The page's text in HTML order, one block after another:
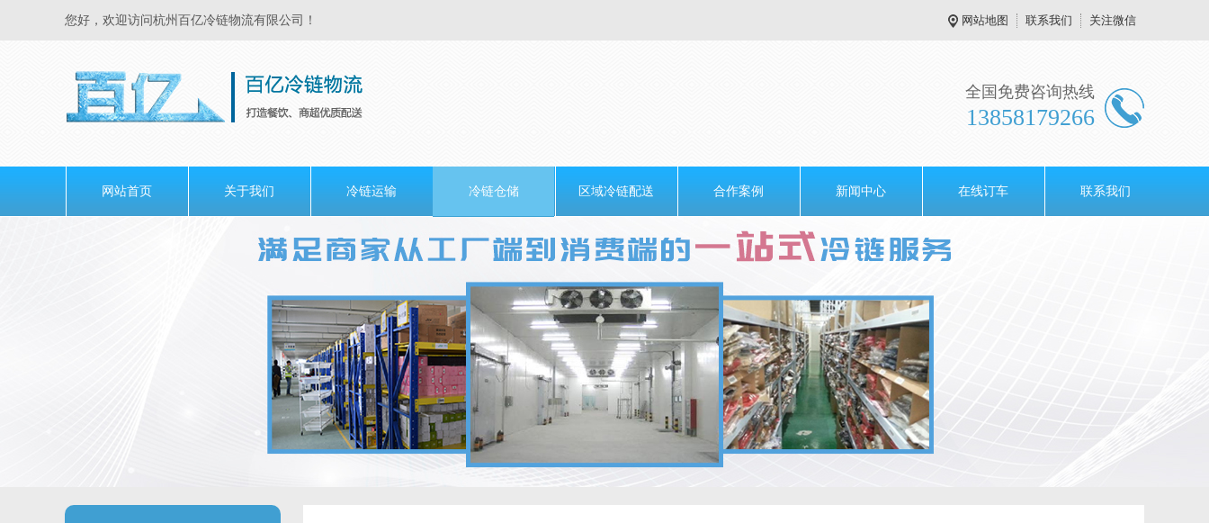
您好，欢迎访问杭州百亿冷链物流有限公司！ 网站地图 联系我们 关注微信
全国免费咨询热线
13858179266
网站首页 关于我们 冷链运输 冷链仓储 区域冷链配送 合作案例 新闻中心 在线订车 联系我们